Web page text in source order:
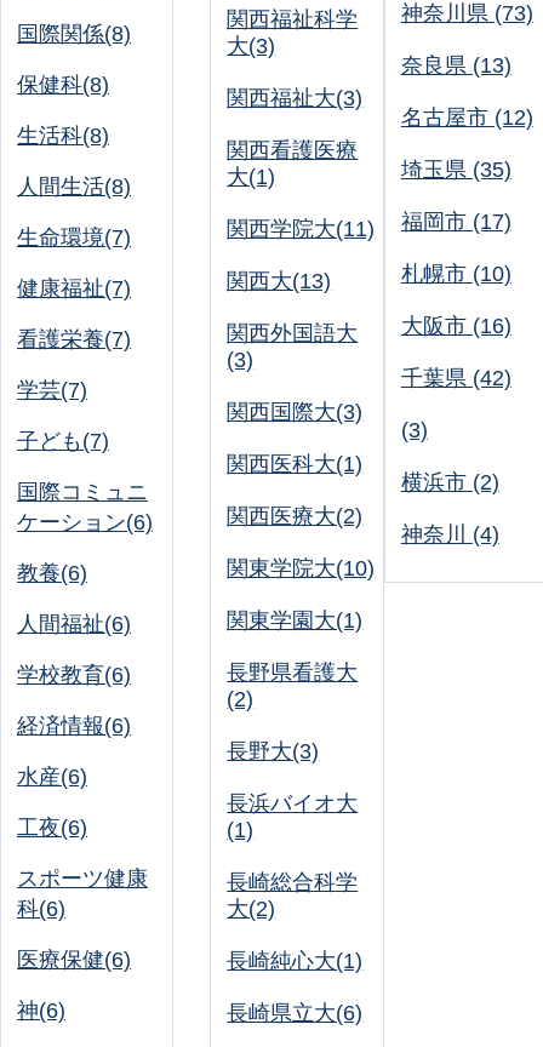
国際関係(8)
保健科(8)
生活科(8)
人間生活(8)
生命環境(7)
健康福祉(7)
看護栄養(7)
学芸(7)
子ども(7)
国際コミュニ
ケーション(6)
教養(6)
人間福祉(6)
学校教育(6)
経済情報(6)
水産(6)
工夜(6)
スポーツ健康
科(6)
医療保健(6)
神(6)
関西福祉科学
大(3)
関西福祉大(3)
関西看護医療
大(1)
関西学院大(11)
関西大(13)
関西外国語大
(3)
関西国際大(3)
関西医科大(1)
関西医療大(2)
関東学院大(10)
関東学園大(1)
長野県看護大
(2)
長野大(3)
長浜バイオ大
(1)
長崎総合科学
大(2)
長崎純心大(1)
長崎県立大(6)
神奈川県 (73)
奈良県 (13)
名古屋市 (12)
埼玉県 (35)
福岡市 (17)
札幌市 (10)
大阪市 (16)
千葉県 (42)
(3)
横浜市 (2)
神奈川 (4)